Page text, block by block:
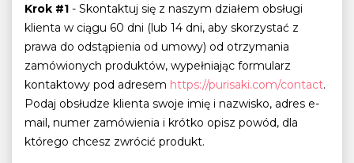
Krok #1 - Skontaktuj się z naszym działem obsługi
klienta w ciągu 60 dni (lub 14 dni, aby skorzystać z
prawa do odstąpienia od umowy) od otrzymania
zamówionych produktów, wypełniając formularz
kontaktowy pod adresem https://purisaki.com/contact.
Podaj obsłudze klienta swoje imię i nazwisko, adres e-
mail, numer zamówienia i krótko opisz powód, dla
którego chcesz zwrócić produkt.